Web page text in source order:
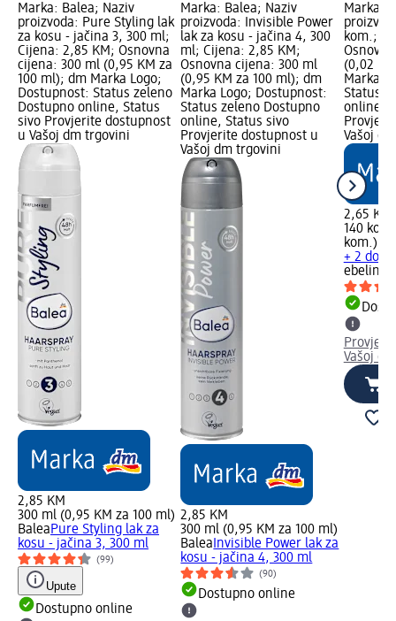
Marka: Balea; Naziv
proizvoda: Pure Styling lak
za kosu - jačina 3, 300 ml;
Cijena: 2,85 KM; Osnovna
cijena: 300 ml (0,95 KM za
100 ml); dm Marka Logo;
Dostupnost: Status zeleno
Dostupno online, Status
sivo Provjerite dostupnost
u Vašoj dm trgovini
2,85 KM
300 ml (0,95 KM za 100 ml)
BaleaPure Styling lak za
kosu - jačina 3, 300 ml
(99)
Upute
Dostupno online
Marka: Balea; Naziv
proizvoda: Invisible Power
lak za kosu - jačina 4, 300
ml; Cijena: 2,85 KM;
Osnovna cijena: 300 ml
(0,95 KM za 100 ml); dm
Marka Logo; Dostupnost:
Status zeleno Dostupno
online, Status sivo
Provjerite dostupnost u
Vašoj dm trgovini
2,85 KM
300 ml (0,95 KM za 100 ml)
Balea Invisible Power lak za
kosu - jačina 4, 300 ml
(90)
Dostupno online
Marka:
kom.;
(0,02
Marka
Status
online,
Vašoj
2,65 KM
140
kom.)
+ 2
ebelin
Vašoj